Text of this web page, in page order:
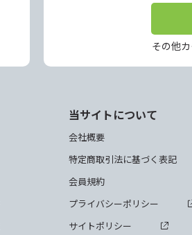
その他
当サイトについて
会社概要
特定商取引法に基づく表記
会員規約
プライバシーポリシー
サイトポリシー